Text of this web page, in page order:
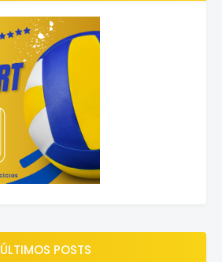
ÚLTIMOS POSTS